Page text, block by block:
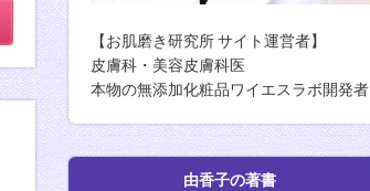
【お肌磨き研究所 サイト運営者】
皮膚科・美容皮膚科医
本物の無添加化粧品ワイエスラボ開発者
由香子の著書